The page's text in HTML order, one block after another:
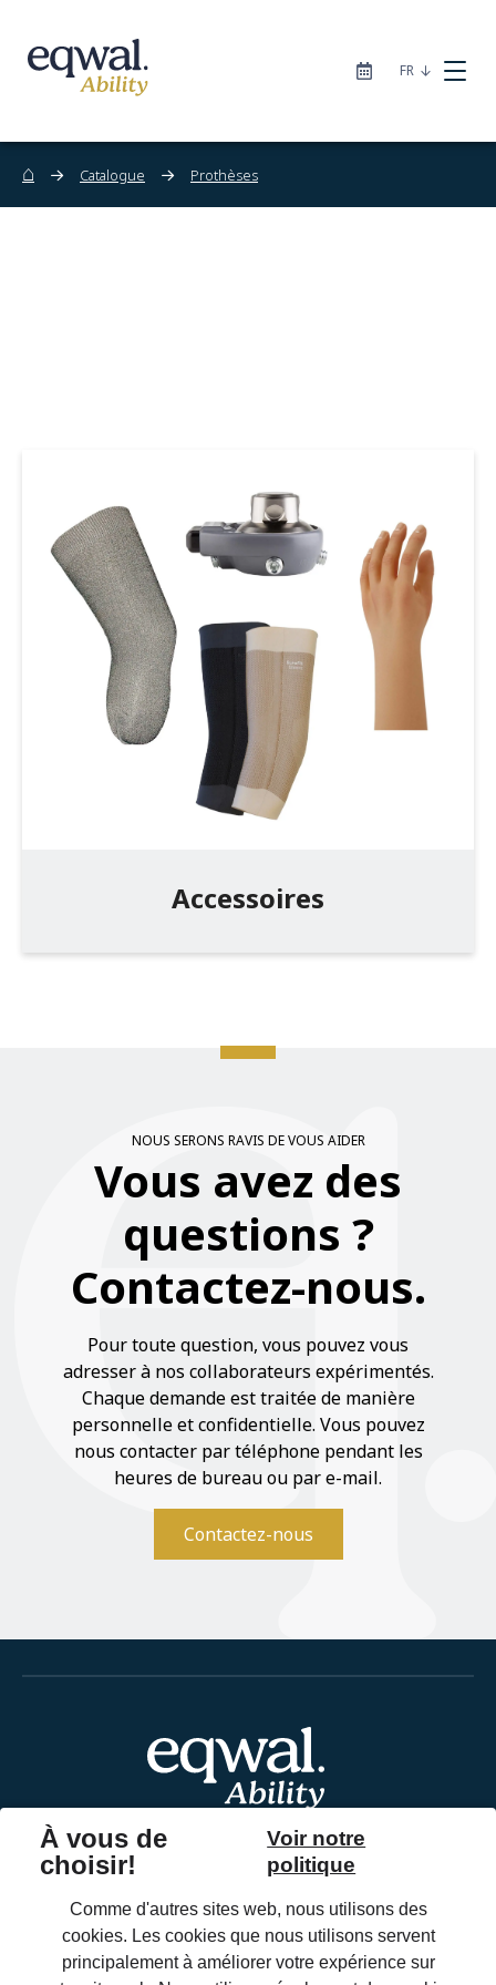
FR
Infothèque
Contact
Carrière
Professionnels de santé
OrthoShop
Entretien & réparations
FAQ
Extranet
⌂ Catalogue Prothèses
Accessoires
NOUS SERONS RAVIS DE VOUS AIDER
Vous avez des
questions ?
Contactez-nous.
Pour toute question, vous pouvez vous
adresser à nos collaborateurs expérimentés.
Chaque demande est traitée de manière
personnelle et confidentielle. Vous pouvez
nous contacter par téléphone pendant les
heures de bureau ou par e-mail.
Contactez-nous
Affections
Nos solutions de soins
Catalogue